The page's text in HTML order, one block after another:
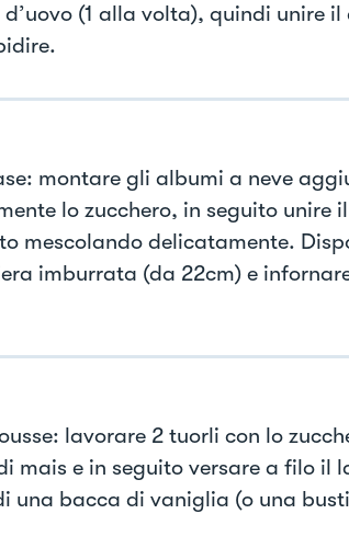
(1 alla volta), quindi unire il
montare gli albumi a neve
lo zucchero, in seguito unire
mescolando delicatamente.
imburrata (da 22cm) e
lavorare 2 tuorli con lo
mais e in seguito versare a filo il
una bacca di vaniglia (o una